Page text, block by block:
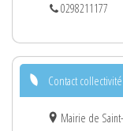
0298211177
Contact collectivité
Mairie de